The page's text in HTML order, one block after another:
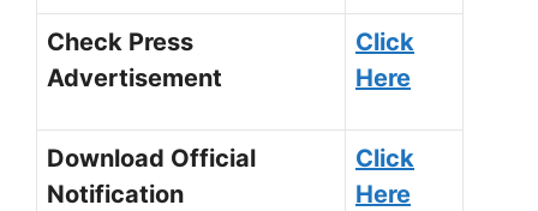
Check Press
Advertisement
Click
Here
Download Official
Notification
Click
Here